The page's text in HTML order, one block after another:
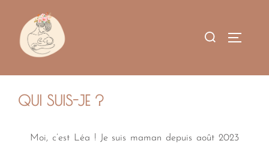
QUI SUIS-JE ?
Moi, c’est Léa ! Je suis maman depuis août 2023